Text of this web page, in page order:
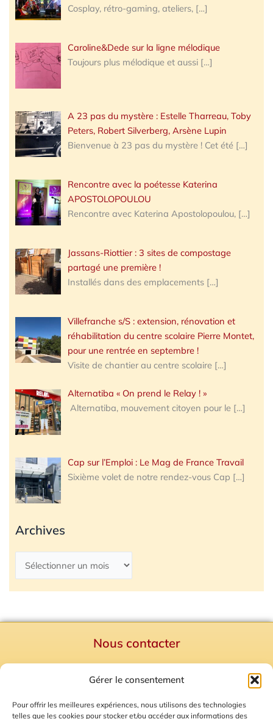
Gérer le consentement
Pour offrir les meilleures expériences, nous utilisons des technologies
telles que les cookies pour stocker et/ou accéder aux informations des
Cosplay, rétro-gaming, ateliers, […]
Caroline&Dede sur la ligne mélodique
Toujours plus mélodique et aussi […]
A 23 pas du mystère : Estelle Tharreau, Toby
Peters, Robert Silverberg, Arsène Lupin
Bienvenue à 23 pas du mystère ! Cet été […]
Rencontre avec la poétesse Katerina
APOSTOLOPOULOU
Rencontre avec Katerina Apostolopoulou, […]
Jassans-Riottier : 3 sites de compostage
partagé une première !
Installés dans des emplacements […]
Villefranche s/S : extension, rénovation et
réhabilitation du centre scolaire Pierre Montet,
pour une rentrée en septembre !
Visite de chantier au centre scolaire […]
Alternatiba « On prend le Relay ! »
Alternatiba, mouvement citoyen pour le […]
Cap sur l’Emploi : Le Mag de France Travail
Sixième volet de notre rendez-vous Cap […]
Archives
Nous contacter
Mentions Légales
Plan du site